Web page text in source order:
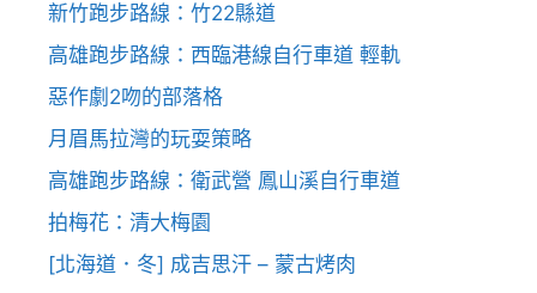
新竹跑步路線：竹22縣道
高雄跑步路線：西臨港線自行車道 輕軌
惡作劇2吻的部落格
月眉馬拉灣的玩耍策略
高雄跑步路線：衛武營 鳳山溪自行車道
拍梅花：清大梅園
[北海道．冬] 成吉思汗 – 蒙古烤肉